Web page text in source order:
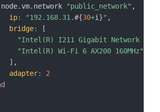
.vm. network "public_network" ,
ip: "192.168.31.#{30+i }" ,
bridge:
[
"Intel(R) I211 Gigabit Network
"Intel(R) Wi-Fi 6 AX200 160MHz"
] ,
adapter:
2